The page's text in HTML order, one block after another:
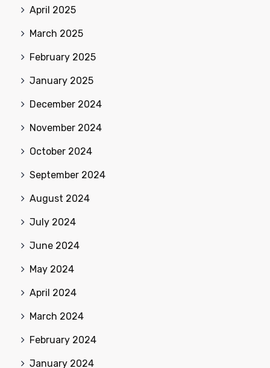
April 2025
March 2025
February 2025
January 2025
December 2024
November 2024
October 2024
September 2024
August 2024
July 2024
June 2024
May 2024
April 2024
March 2024
February 2024
January 2024